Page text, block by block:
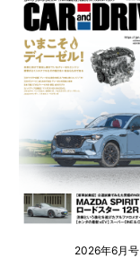
2026年6月号